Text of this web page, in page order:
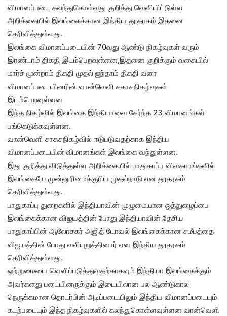
விமானப்படை கலந்துகொள்வது குறித்து வெளியிட்டுள்ள
அறிக்கையில் இலங்கைக்கான இந்திய தூதரகம் இதனை
தெரிவித்துள்ளது.
இலங்கை விமானப்படையின் 70வது ஆண்டு நிகழ்வுகள் வரும்
இரண்டாம் திகதி இடம்பெறவுள்ளன,இதனை குறிக்கும் வகையில்
மார்ச் மூன்றாம் திகதி முதல் ஐந்தாம் திகதி வரை
விமானப்படையினரின் வான்வெளி சகாசநிகழ்வுகள்
இடம்பெறவுள்ளன
இந்த நிகழ்வில் இலங்கை இந்தியாவை சேர்ந்த 23 விமானங்கள்
பங்கெடுக்கவுள்ளன.
வான்வெளி சாகசநிகழ்வில் ஈடுபடுவதற்காக இந்திய
விமானப்படையின் விமானங்கள் இலங்கை வந்துள்ளன.
இது குறித்து விடுத்துள்ள அறிக்கையில் பாதுகாப்ப விவகாரங்களில்
இலங்கையே முன்னுரிமைக்குரிய முதல்நாடு என தூதரகம்
தெரிவித்துள்ளது.
பாதுகாப்பு துறைகளில் இந்தியாவின் முழுமையான ஒத்துழைப்பை
இலங்கைக்கான விஜயத்தின் போது இந்தியாவின் தேசிய
பாதுகாப்பின் ஆலோசகர் அஜித் டோவல் இலங்கைக்கான சமீபத்தை
விஜயத்தின் போது வலியுறுத்தினார் என இந்திய தூதரகம்
தெரிவித்துள்ளது.
ஒற்றுமையை வெளிப்படுத்துவதற்காகவும் இந்தியா இலங்கைக்கும்
அவர்களது படையினருக்கும் இடையிலான பல ஆண்டுகால
நெருக்கமான தொடர்பின் அடிப்படையிலும் இந்திய விமானப்படையும்
கடற்படையும் இந்த நிகழ்வுகளில் கலந்துகொள்ளவுள்ளன வான்வெளி